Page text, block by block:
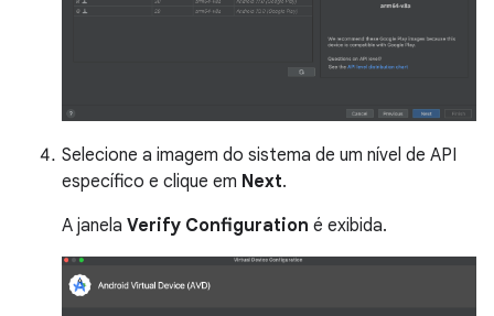
Selecione a imagem do sistema de um nível de API
específico e clique em Next.
A janela Verify Configuration é exibida.